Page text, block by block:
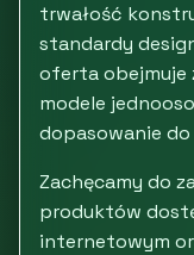
trwałość
standardy
oferta obejmuje
modele
dopasowanie
Zachęcamy do
produktów
internetowym